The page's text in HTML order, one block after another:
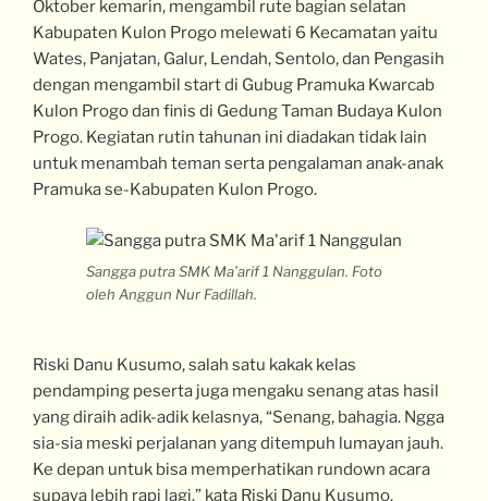
Oktober kemarin, mengambil rute bagian selatan
Kabupaten Kulon Progo melewati 6 Kecamatan yaitu
Wates, Panjatan, Galur, Lendah, Sentolo, dan Pengasih
dengan mengambil start di Gubug Pramuka Kwarcab
Kulon Progo dan finis di Gedung Taman Budaya Kulon
Progo. Kegiatan rutin tahunan ini diadakan tidak lain
untuk menambah teman serta pengalaman anak-anak
Pramuka se-Kabupaten Kulon Progo.
Sangga putra SMK Ma’arif 1 Nanggulan. Foto
oleh Anggun Nur Fadillah.
Riski Danu Kusumo, salah satu kakak kelas
pendamping peserta juga mengaku senang atas hasil
yang diraih adik-adik kelasnya, “Senang, bahagia. Ngga
sia-sia meski perjalanan yang ditempuh lumayan jauh.
Ke depan untuk bisa memperhatikan rundown acara
supaya lebih rapi lagi.” kata Riski Danu Kusumo.